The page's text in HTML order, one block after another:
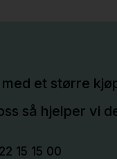
et større
så hjelper vi
15 15 00